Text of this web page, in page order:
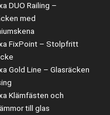
DUO Railing –
med
FixPoint – Stolpfritt
Gold Line – Glasräcken
Klämfästen och
till glas